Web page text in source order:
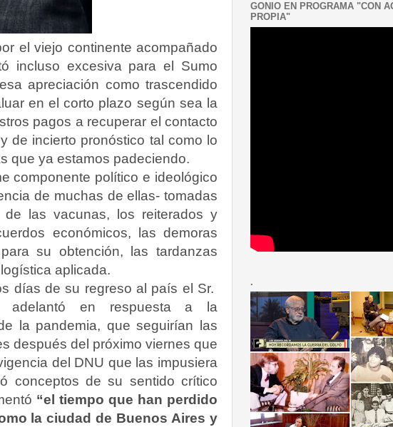
el viejo continente acompañado
incluso excesiva para el Sumo
apreciación como trascendido
en el corto plazo según sea la
pagos a recuperar el contacto
de incierto pronóstico tal como lo
que ya estamos padeciendo.
componente político e ideológico
de muchas de ellas- tomadas
las vacunas, los reiterados y
económicos, las demoras
su obtención, las tardanzas
aplicada.
días de su regreso al país el Sr.
adelantó en respuesta a la
la pandemia, que seguirían las
después del próximo viernes que
del DNU que las impusiera
conceptos de su sentido crítico
“el tiempo que han perdido
la ciudad de Buenos Aires y
GONIO EN PROGRAMA "CON
PROPIA"
.